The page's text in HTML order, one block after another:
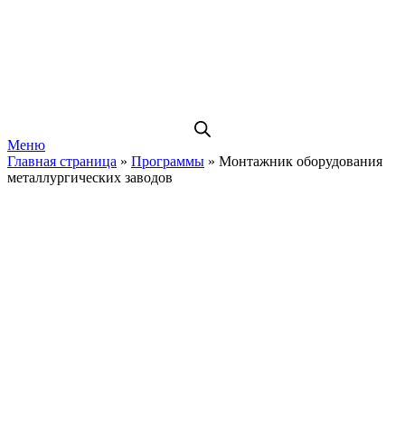
Меню
Главная страница » Программы » Монтажник оборудования
металлургических заводов